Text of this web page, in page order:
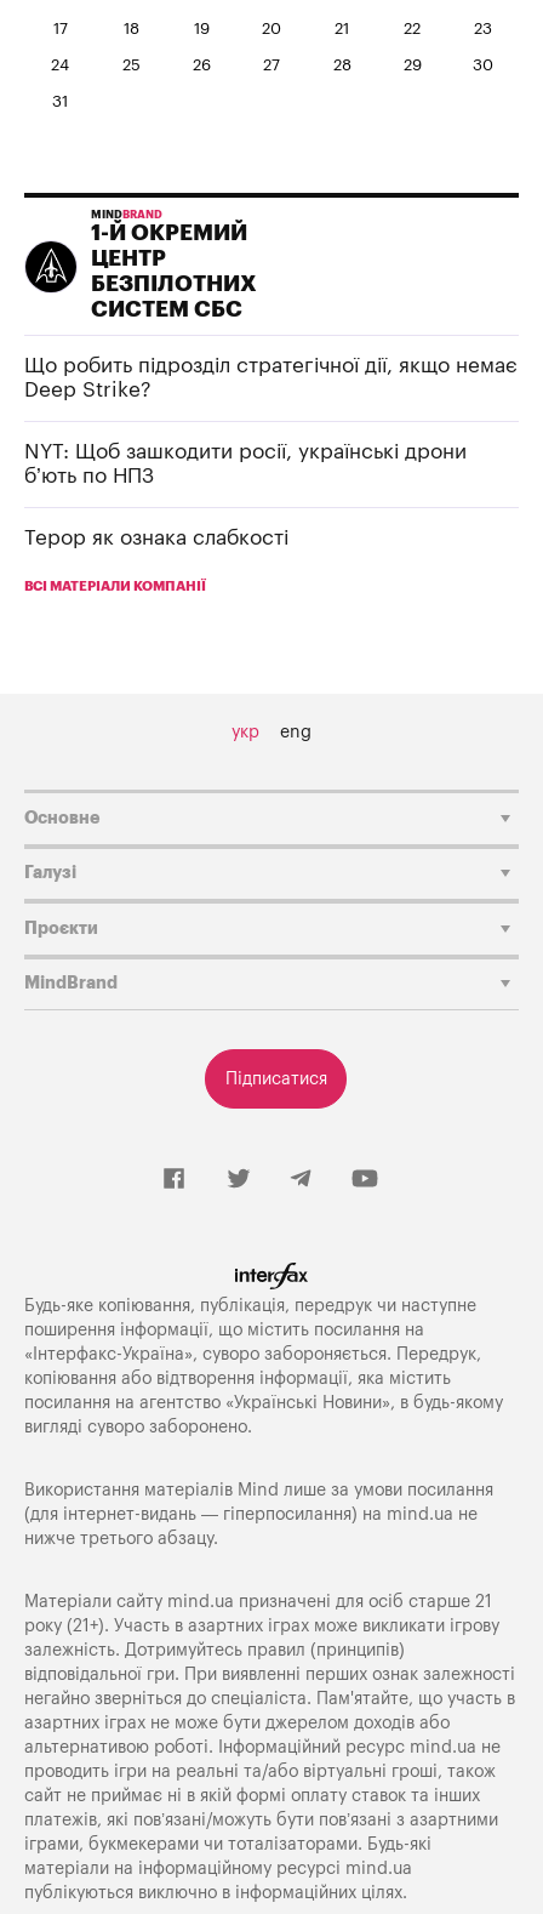
17 18 19 20 21 22 23
24 25 26 27 28 29 30
31
MIND BRAND
1-Й ОКРЕМИЙ
ЦЕНТР
БЕЗПІЛОТНИХ
СИСТЕМ СБС
Що робить підрозділ стратегічної дії, якщо немає
Deep Strike?
NYT: Щоб зашкодити росії, українські дрони
б’ють по НПЗ
Терор як ознака слабкості
ВСІ МАТЕРІАЛИ КОМПАНІЇ
укр eng
Підписатися
Основне
Галузі
Проєкти
MindBrand
Будь-яке копiювання, публiкацiя, передрук чи наступне
поширення iнформацiї, що мiстить посилання на
«Iнтерфакс-Україна», суворо забороняється. Передрук,
копіювання або відтворення інформації, яка містить
посилання на агентство «Українські Новини», в будь-якому
вигляді суворо заборонено.
Використання матеріалів Mind лише за умови посилання
(для інтернет-видань — гіперпосилання) на mind.ua не
нижче третього абзацу.
Матеріали сайту mind.ua призначені для осіб старше 21
року (21+). Участь в азартних іграх може викликати ігрову
залежність. Дотримуйтесь правил (принципів)
відповідальної гри. При виявленні перших ознак залежності
негайно зверніться до спеціаліста. Пам'ятайте, що участь в
азартних іграх не може бути джерелом доходів або
альтернативою роботі. Інформаційний ресурс mind.ua не
проводить ігри на реальні та/або віртуальні гроші, також
сайт не приймає ні в якій формі оплату ставок та інших
платежів, які пов’язані/можуть бути пов’язані з азартними
іграми, букмекерами чи тоталізаторами. Будь-які
матеріали на інформаційному ресурсі mind.ua
публікуються виключно в інформаційних цілях.